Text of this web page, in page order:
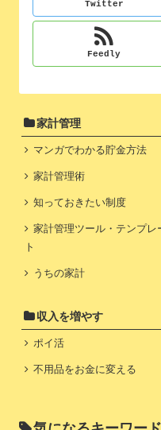
Twitter
Feedly
家計管理
マンガでわかる貯金方法
家計管理術
知っておきたい制度
家計管理ツール・テンプレ
ト
うちの家計
収入を増やす
ポイ活
不用品をお金に変える